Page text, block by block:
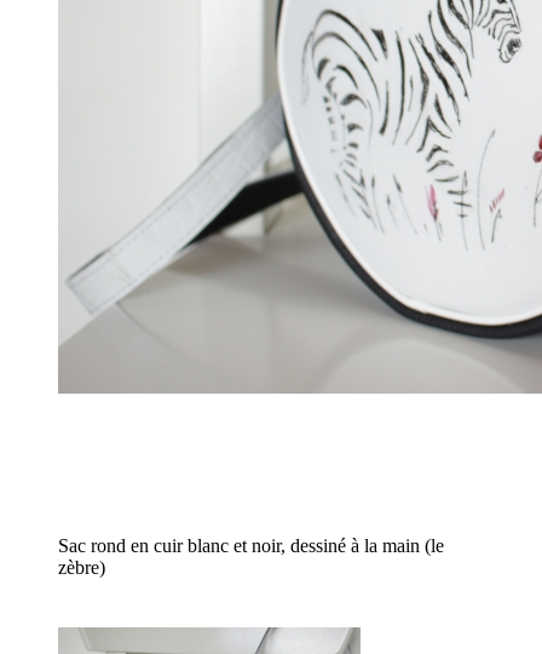
Sac rond en cuir blanc et noir, dessiné à la main (le
zèbre)